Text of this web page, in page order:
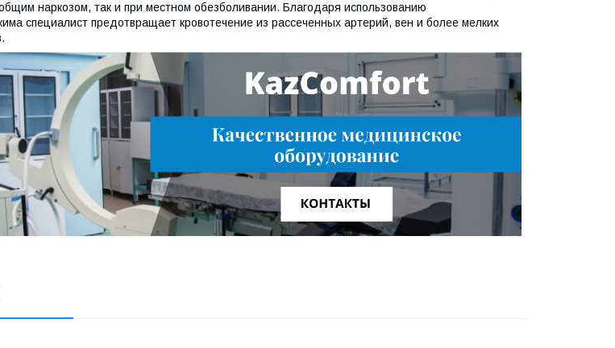
наркозом, так и при местном обезболивании. Благодаря использованию
специалист предотвращает кровотечение из рассеченных артерий, вен и более мелких